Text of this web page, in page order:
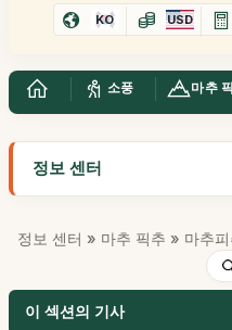
KO USD
소풍 마추
정보 센터
정보 센터 » 마추 픽추 » 마추
이 섹션의 기사